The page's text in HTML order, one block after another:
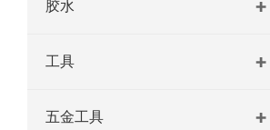
胶水
工具
五金工具